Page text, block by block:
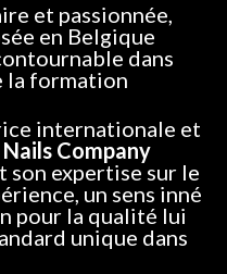
et passionnée,
en Belgique
dans
la formation
internationale et
Nails Company
son expertise sur le
un sens inné
pour la qualité lui
unique dans